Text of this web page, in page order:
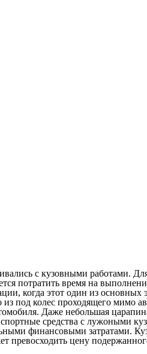
с кузовными работами.
потратить время на
когда этот один из основных
под колес проходящего мимо
. Даже небольшая
средства с лужоными
финансовыми затратами.
превосходить цену